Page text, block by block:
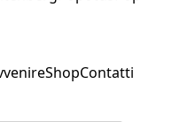
ShopContatti